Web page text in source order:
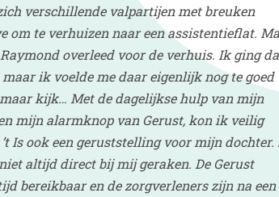
verschillende valpartijen met breuken
om te verhuizen naar een assistentieflat.
overleed voor de verhuis. Ik ging
ik voelde me daar eigenlijk nog te goed
kijk… Met de dagelijkse hulp van mijn
mijn alarmknop van Gerust, kon ik veilig
Is ook een geruststelling voor mijn dochter.
altijd direct bij mij geraken. De Gerust
bereikbaar en de zorgverleners zijn na een